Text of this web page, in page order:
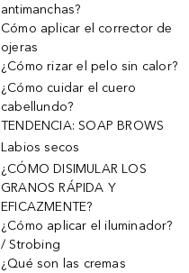
antimanchas?
Cómo aplicar el corrector de
ojeras
¿Cómo rizar el pelo sin calor?
¿Cómo cuidar el cuero
cabellundo?
TENDENCIA: SOAP BROWS
Labios secos
¿CÓMO DISIMULAR LOS
GRANOS RÁPIDA Y
EFICAZMENTE?
¿Cómo aplicar el iluminador?
/ Strobing
¿Qué son las cremas